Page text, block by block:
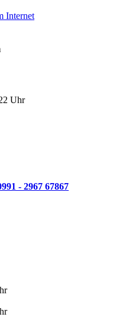
Uhr
- 2967 67867